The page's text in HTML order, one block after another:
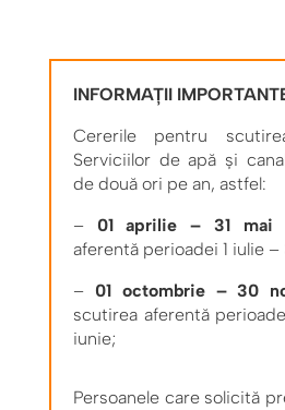
INFORMAȚII
Cererile pentru
Serviciilor de apă şi
de două ori pe an, astfel:
– 01 aprilie – 31 mai
aferentă perioadei 1 iulie
– 01 octombrie – 30
scutirea aferentă
iunie;
Persoanele care solicită